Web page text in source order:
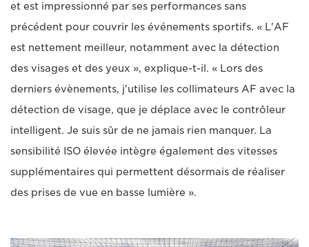
et est impressionné par ses performances sans
précédent pour couvrir les événements sportifs. « L'AF
est nettement meilleur, notamment avec la détection
des visages et des yeux », explique-t-il. « Lors des
derniers évènements, j'utilise les collimateurs AF avec la
détection de visage, que je déplace avec le contrôleur
intelligent. Je suis sûr de ne jamais rien manquer. La
sensibilité ISO élevée intègre également des vitesses
supplémentaires qui permettent désormais de réaliser
des prises de vue en basse lumière ».